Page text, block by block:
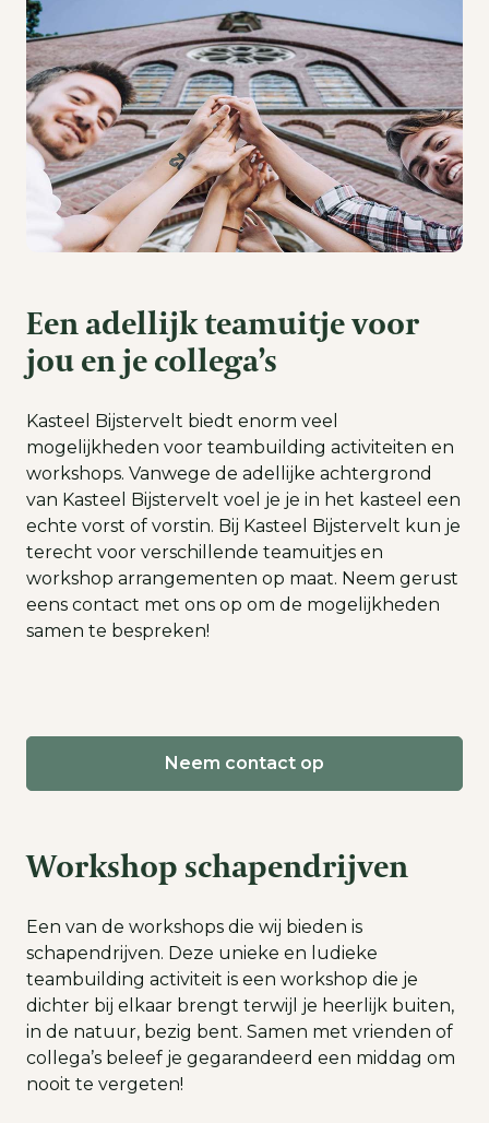
Een adellijk teamuitje voor
jou en je collega’s
Kasteel Bijstervelt biedt enorm veel
mogelijkheden voor teambuilding activiteiten en
workshops. Vanwege de adellijke achtergrond
van Kasteel Bijstervelt voel je je in het kasteel een
echte vorst of vorstin. Bij Kasteel Bijstervelt kun je
terecht voor verschillende teamuitjes en
workshop arrangementen op maat. Neem gerust
eens contact met ons op om de mogelijkheden
samen te bespreken!
Neem contact op
Workshop schapendrijven
Een van de workshops die wij bieden is
schapendrijven. Deze unieke en ludieke
teambuilding activiteit is een workshop die je
dichter bij elkaar brengt terwijl je heerlijk buiten,
in de natuur, bezig bent. Samen met vrienden of
collega’s beleef je gegarandeerd een middag om
nooit te vergeten!